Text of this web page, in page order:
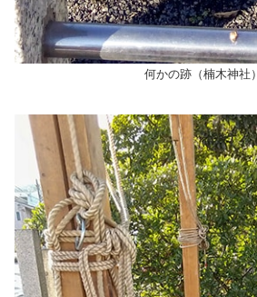
何かの跡（楠木神社）